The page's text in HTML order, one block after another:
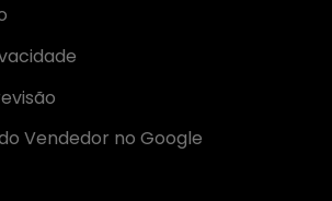
Vendedor no Google